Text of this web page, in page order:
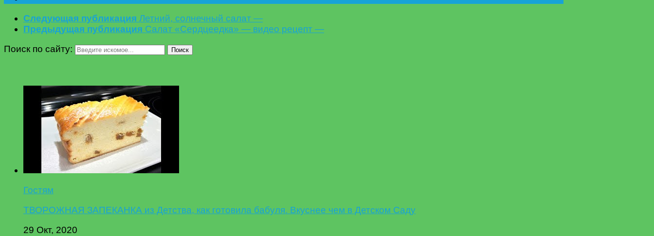
Следующая публикация Летний, солнечный салат —
Предыдущая публикация Салат «Сердцеедка» — видео рецепт —
Поиск по сайту:
Поиск
Гостям
ТВОРОЖНАЯ ЗАПЕКАНКА из Детства, как готовила бабуля. Вкуснее чем в Детском Саду
29 Окт, 2020